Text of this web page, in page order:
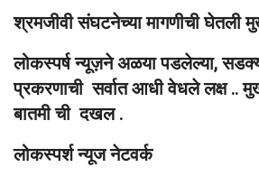
श्रमजीवी संघटनेच्या मागणीची घेतली
लोकस्पर्ष न्यूज़ने अळया पडलेल्या,
प्रकरणाची सर्वात आधी वेधले लक्ष ..
बातमी ची दखल .
लोकस्पर्श न्यूज नेटवर्क